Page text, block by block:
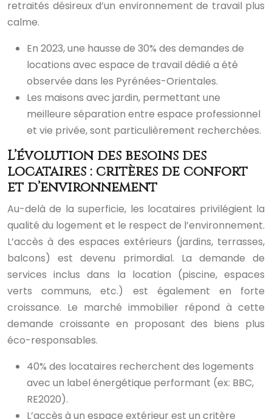
retraités désireux d’un environnement de travail plus
calme.
En 2023, une hausse de 30% des demandes de
locations avec espace de travail dédié a été
observée dans les Pyrénées-Orientales.
Les maisons avec jardin, permettant une
meilleure séparation entre espace professionnel
et vie privée, sont particulièrement recherchées.
L’évolution des besoins des
locataires : critères de confort
et d’environnement
Au-delà de la superficie, les locataires privilégient la
qualité du logement et le respect de l’environnement.
L’accès à des espaces extérieurs (jardins, terrasses,
balcons) est devenu primordial. La demande de
services inclus dans la location (piscine, espaces
verts communs, etc.) est également en forte
croissance. Le marché immobilier répond à cette
demande croissante en proposant des biens plus
éco-responsables.
40% des locataires recherchent des logements
avec un label énergétique performant (ex: BBC,
RE2020).
L’accès à un espace extérieur est un critère